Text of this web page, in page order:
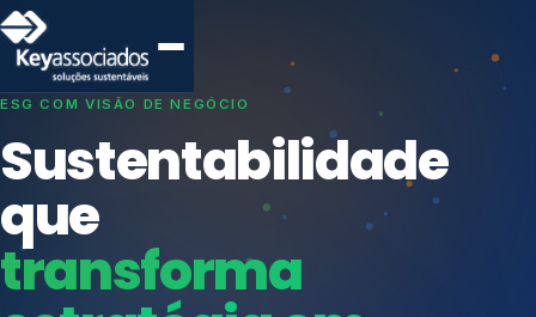
SISTEMAS DE GESTÃO OTIMIZADOS E INTEGRADOS
Conformidade que
protege seu
negócio.
Índices de Mercado